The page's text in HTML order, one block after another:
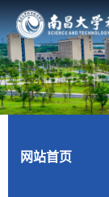
网站首页